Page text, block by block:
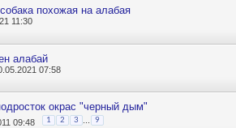
похожая на алабая
11:30
алабай
07:58
окрас "черный дым"
09:48 1 2 3 9